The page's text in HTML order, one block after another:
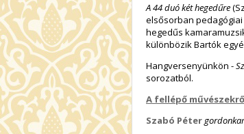
A 44 duó két hegedűre
elsősorban
hegedűs
különbözik Bartók
Hangversenyünkön -
sorozatból.
A fellépő
Szabó Péter